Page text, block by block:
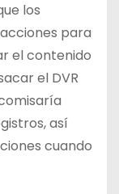
los
para
el contenido
el DVR
así
cuando